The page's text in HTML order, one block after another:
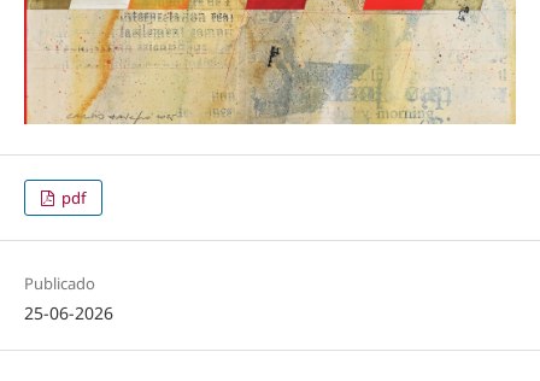
pdf
Publicado
25-06-2026